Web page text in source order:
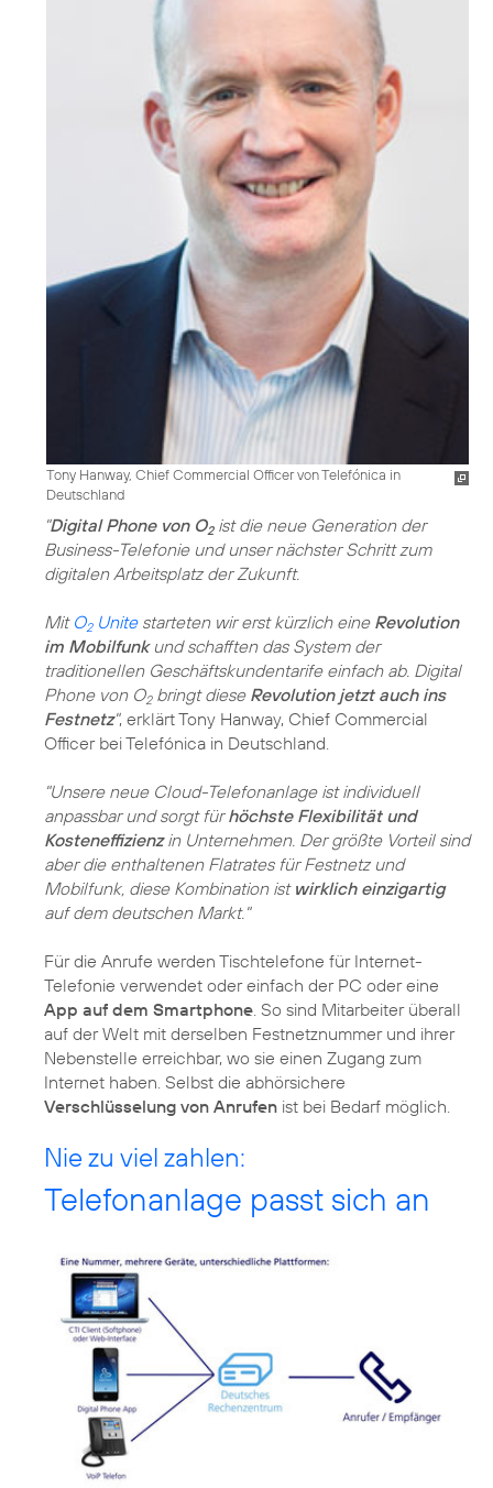
Tony Hanway, Chief Commercial Officer von Telefónica in
Deutschland
"Digital Phone von O2ist die neue Generation der
Business-Telefonie und unser nächster Schritt zum
digitalen Arbeitsplatz der Zukunft.
Mit O2Unitestarteten wir erst kürzlich eine Revolution
im Mobilfunkund schafften das System der
traditionellen Geschäftskundentarife einfach ab. Digital
Phone von O2bringt diese Revolution jetzt auch ins
Festnetz", erklärt Tony Hanway, Chief Commercial
Officer bei Telefónica in Deutschland.
"Unsere neue Cloud-Telefonanlage ist individuell
anpassbar und sorgt fürhöchste Flexibilität und
Kosteneffizienzin Unternehmen. Der größte Vorteil sind
aber die enthaltenen Flatrates für Festnetz und
Mobilfunk, diese Kombination ist wirklich einzigartig
auf dem deutschen Markt."
Für die Anrufe werden Tischtelefone für Internet-
Telefonie verwendet oder einfach der PC oder eine
App auf dem Smartphone . So sind Mitarbeiter überall
auf der Welt mit derselben Festnetznummer und ihrer
Nebenstelle erreichbar, wo sie einen Zugang zum
Internet haben. Selbst die abhörsichere
Verschlüsselung von Anrufen ist bei Bedarf möglich.
Nie zu viel zahlen:
Telefonanlage passt sich an